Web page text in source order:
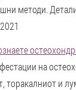
методи.
на
торакалниот и